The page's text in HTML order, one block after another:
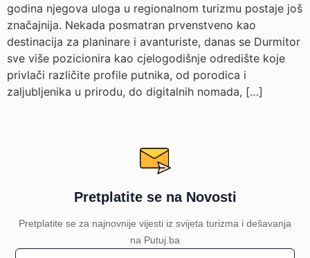
godina njegova uloga u regionalnom turizmu postaje još
značajnija. Nekada posmatran prvenstveno kao
destinacija za planinare i avanturiste, danas se Durmitor
sve više pozicionira kao cjelogodišnje odredište koje
privlači različite profile putnika, od porodica i
zaljubljenika u prirodu, do digitalnih nomada, […]
Pretplatite se na Novosti
Pretplatite se za najnovnije vijesti iz svijeta turizma i dešavanja
na Putuj.ba